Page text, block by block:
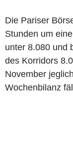
Die Pariser
Stunden um
unter 8.080 und
des Korridors
November
Wochenbilanz